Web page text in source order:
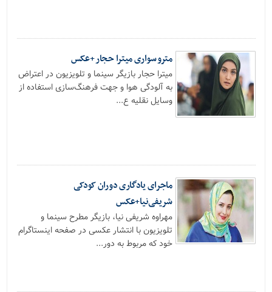
مترو سواری میترا حجار +عکس
میترا حجار بازیگر سینما و تلویزیون در اعتراض
به آلودگی هوا و جهت فرهنگ‌سازی استفاده از
وسایل نقلیه ع...
ماجرای یادگاری دوران کودکی
شریفی‌نیا+عکس
مهراوه شریفی نیا، بازیگر مطرح سینما و
تلویزیون با انتشار عکسی در صفحه اینستاگرام
خود که مربوط به دور...